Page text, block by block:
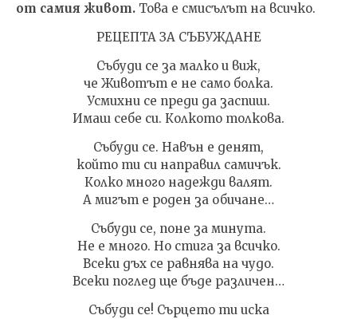
от самия живот. Това е смисълът на всичко.
РЕЦЕПТА ЗА СЪБУЖДАНЕ
Събуди се за малко и виж,
че Животът е не само болка.
Усмихни се преди да заспиш.
Имаш себе си. Колкото толкова.
Събуди се. Навън е денят,
който ти си направил самичък.
Колко много надежди валят.
А мигът е роден за обичане…
Събуди се, поне за минута.
Не е много. Но стига за всичко.
Всеки дъх се равнява на чудо.
Всеки поглед ще бъде различен…
Събуди се! Сърцето ти иска